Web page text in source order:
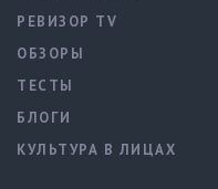
РЕВИЗОР TV
ОБЗОРЫ
ТЕСТЫ
БЛОГИ
КУЛЬТУРА В ЛИЦАХ